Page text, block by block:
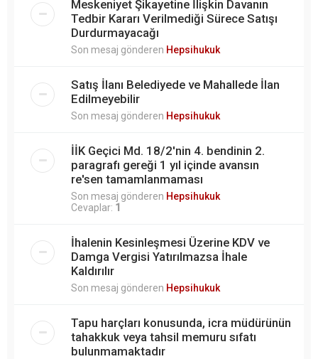
Meskeniyet Şikayetine İlişkin Davanın
Tedbir Kararı Verilmediği Sürece Satışı
Durdurmayacağı
Son mesaj gönderen Hepsihukuk
Satış İlanı Belediyede ve Mahallede İlan
Edilmeyebilir
Son mesaj gönderen Hepsihukuk
İİK Geçici Md. 18/2'nin 4. bendinin 2.
paragrafı gereği 1 yıl içinde avansın
re'sen tamamlanmaması
Son mesaj gönderen Hepsihukuk
Cevaplar: 1
İhalenin Kesinleşmesi Üzerine KDV ve
Damga Vergisi Yatırılmazsa İhale
Kaldırılır
Son mesaj gönderen Hepsihukuk
Tapu harçları konusunda, icra müdürünün
tahakkuk veya tahsil memuru sıfatı
bulunmamaktadır